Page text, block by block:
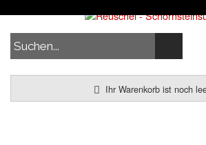
Ihr Warenkorb ist noch